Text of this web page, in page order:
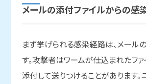
メールの添付ファイルからの感
まず挙げられる感染経路は、メール
す。攻撃者はワームが仕込まれたフ
添付して送りつけることがあります